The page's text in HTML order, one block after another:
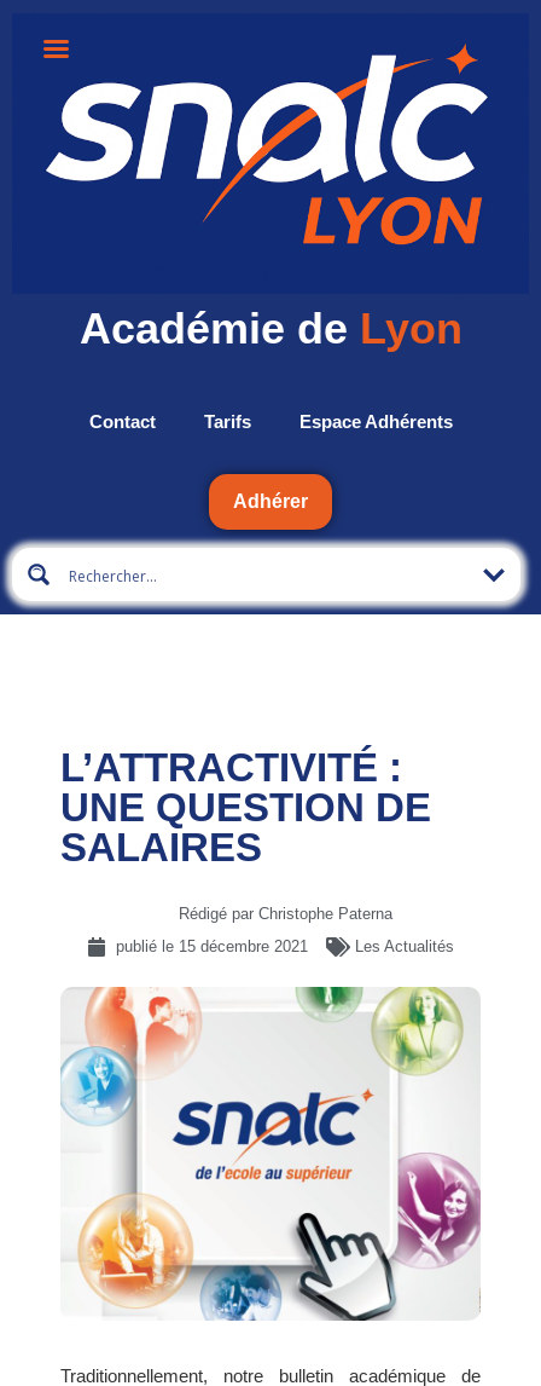
Académie de Lyon
Contact Tarifs Espace Adhérents
Adhérer
L’ATTRACTIVITÉ :
UNE QUESTION DE
SALAIRES
Rédigé par Christophe Paterna
publié le 15 décembre 2021 Les Actualités
Traditionnellement, notre bulletin académique de